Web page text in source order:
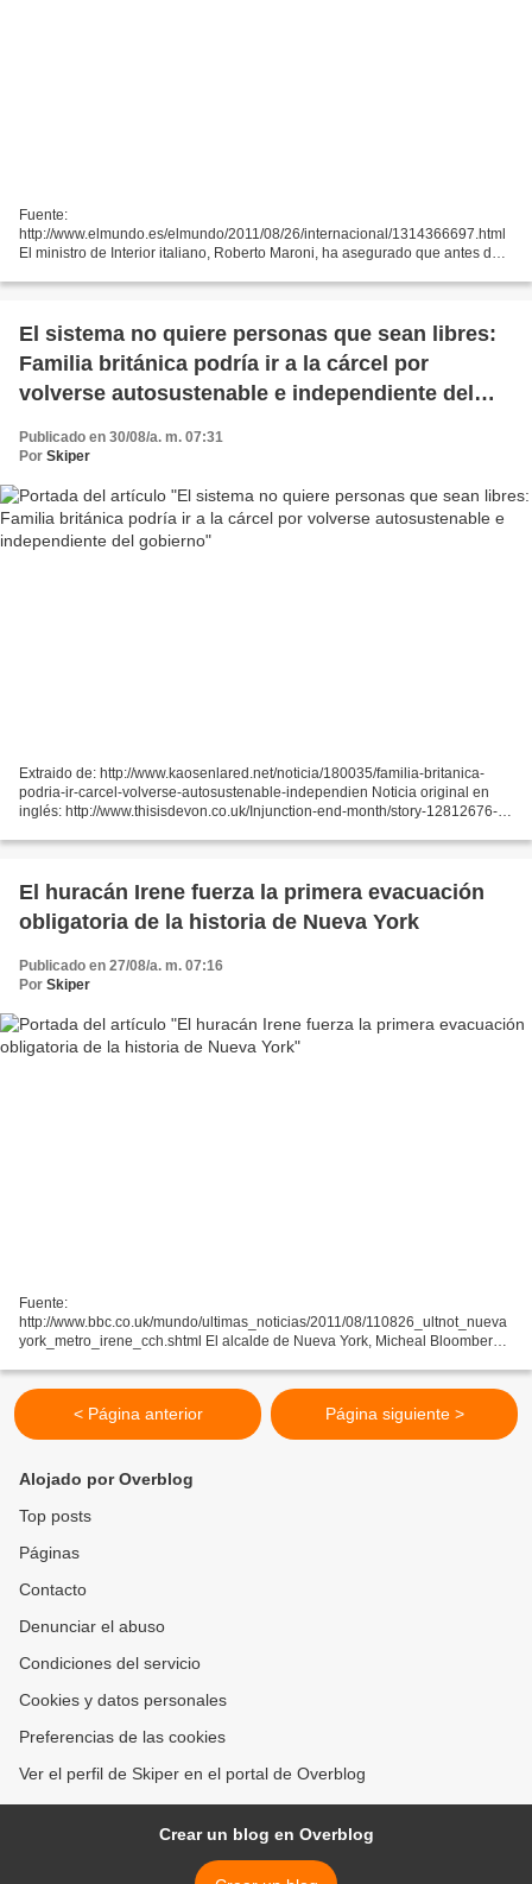
Fuente:
http://www.elmundo.es/elmundo/2011/08/26/internacional/1314366697.html
El ministro de Interior italiano, Roberto Maroni, ha asegurado que antes de
30.000 inmigrantes". En el...
El sistema no quiere personas que sean libres:
Familia británica podría ir a la cárcel por
volverse autosustenable e independiente del
Publicado en 30/08/a. m. 07:31
Por Skiper
Extraido de: http://www.kaosenlared.net/noticia/180035/familia-britanica-
podria-ir-carcel-volverse-autosustenable-independien Noticia original en
inglés: http://www.thisisdevon.co.uk/Injunction-end-month/story-12812676-
El huracán Irene fuerza la primera evacuación
obligatoria de la historia de Nueva York
Publicado en 27/08/a. m. 07:16
Por Skiper
Fuente:
http://www.bbc.co.uk/mundo/ultimas_noticias/2011/08/110826_ultnot_nueva
york_metro_irene_cch.shtml El alcalde de Nueva York, Micheal Bloomberg
las mas vulnerables ante el...
< Página anterior Página siguiente >
Alojado por Overblog
Top posts
Páginas
Contacto
Denunciar el abuso
Condiciones del servicio
Cookies y datos personales
Preferencias de las cookies
Ver el perfil de Skiper en el portal de Overblog
Crear un blog en Overblog